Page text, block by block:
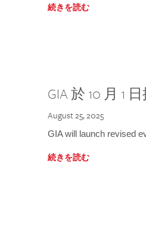
続きを読む
GIA 於 10 月 1
August 25, 2025
GIA will launch revised
続きを読む